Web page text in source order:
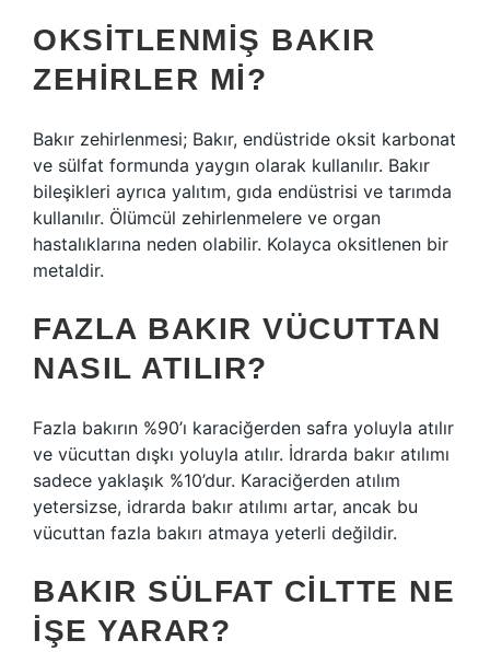
OKSITLENMIŞ BAKIR
ZEHIRLER MI?
Bakır zehirlenmesi; Bakır, endüstride oksit karbonat
ve sülfat formunda yaygın olarak kullanılır. Bakır
bileşikleri ayrıca yalıtım, gıda endüstrisi ve tarımda
kullanılır. Ölümcül zehirlenmelere ve organ
hastalıklarına neden olabilir. Kolayca oksitlenen bir
metaldir.
FAZLA BAKIR VÜCUTTAN
NASIL ATILIR?
Fazla bakırın %90’ı karaciğerden safra yoluyla atılır
ve vücuttan dışkı yoluyla atılır. İdrarda bakır atılımı
sadece yaklaşık %10’dur. Karaciğerden atılım
yetersizse, idrarda bakır atılımı artar, ancak bu
vücuttan fazla bakırı atmaya yeterli değildir.
BAKIR SÜLFAT CILTTE NE
IŞE YARAR?